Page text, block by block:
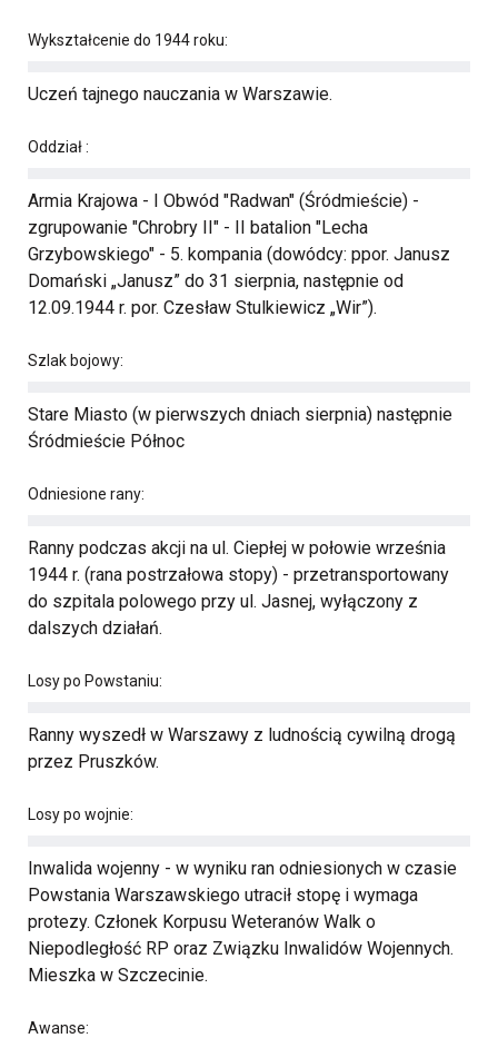
Wykształcenie do 1944 roku:
Uczeń tajnego nauczania w Warszawie.
Oddział :
Armia Krajowa - I Obwód "Radwan" (Śródmieście) -
zgrupowanie "Chrobry II" - II batalion "Lecha
Grzybowskiego" - 5. kompania (dowódcy: ppor. Janusz
Domański „Janusz” do 31 sierpnia, następnie od
12.09.1944 r. por. Czesław Stulkiewicz „Wir”).
Szlak bojowy:
Stare Miasto (w pierwszych dniach sierpnia) następnie
Śródmieście Północ
Odniesione rany:
Ranny podczas akcji na ul. Ciepłej w połowie września
1944 r. (rana postrzałowa stopy) - przetransportowany
do szpitala polowego przy ul. Jasnej, wyłączony z
dalszych działań.
Losy po Powstaniu:
Ranny wyszedł w Warszawy z ludnością cywilną drogą
przez Pruszków.
Losy po wojnie:
Inwalida wojenny - w wyniku ran odniesionych w czasie
Powstania Warszawskiego utracił stopę i wymaga
protezy. Członek Korpusu Weteranów Walk o
Niepodległość RP oraz Związku Inwalidów Wojennych.
Mieszka w Szczecinie.
Awanse: